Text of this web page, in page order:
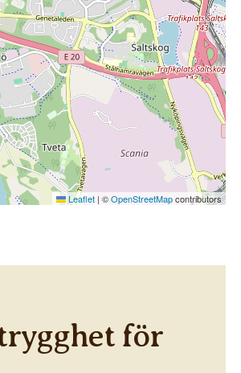
Leaflet | ©OpenStreetMapcontributors
för